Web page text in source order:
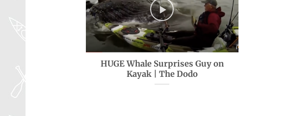
HUGE Whale Surprises Guy on
Kayak | The Dodo